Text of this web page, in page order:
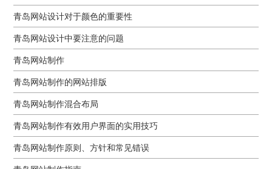
青岛网站设计对于颜色的重要性
青岛网站设计中要注意的问题
青岛网站制作
青岛网站制作的网站排版
青岛网站制作混合布局
青岛网站制作有效用户界面的实用技巧
青岛网站制作原则、方针和常见错误